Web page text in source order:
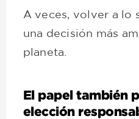
A veces, volver a lo
una decisión más
planeta.
El papel también
elección